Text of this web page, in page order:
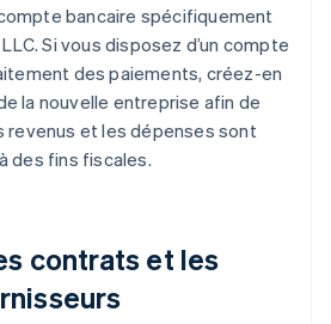
bancaire spécifiquement
Si vous disposez d’un compte
des paiements, créez-en
la nouvelle entreprise afin de
revenus et les dépenses sont
des fins fiscales.
contrats et les